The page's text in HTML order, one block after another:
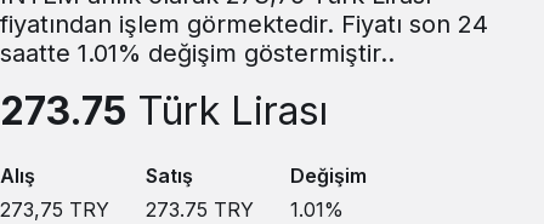
fiyatından işlem görmektedir. Fiyatı son 24
saatte 1.01% değişim göstermiştir..
273.75 Türk Lirası
Alış
273,75 TRY
Satış
273.75 TRY
Değişim
1.01%